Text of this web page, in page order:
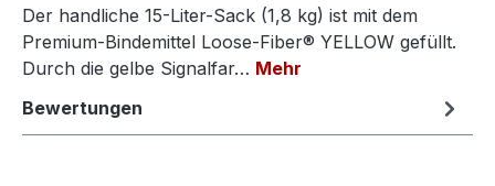
Der handliche 15-Liter-Sack (1,8 kg) ist mit dem
Premium-Bindemittel Loose-Fiber® YELLOW gefüllt.
Durch die gelbe Signalfar… Mehr
Bewertungen